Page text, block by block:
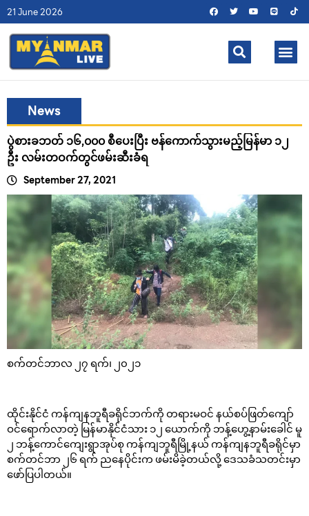
21 June 2026
News
ပွဲစားခဘတ် ၁၆,၀၀၀ စီပေးပြီး ဗန်ကောက်သွားမည့်မြန်မာ ၁၂
ဦး လမ်းတဝက်တွင်ဖမ်းဆီးခံရ
September 27, 2021
စက်တင်ဘာလ ၂၇ ရက်၊ ၂၀၂၁
ထိုင်းနိုင်ငံ ကန်ကျနဘူရီခရိုင်ဘက်ကို တရားမဝင် နယ်စပ်ဖြတ်ကျော်
ဝင်ရောက်လာတဲ့ မြန်မာနိုင်ငံသား ၁၂ ယောက်ကို ဘန့်ဟွေ့နာမ်းခေါင် မူ
၂ ဘန့်ကောင်ကျေးရွာအုပ်စု ကန်ကျဘူရီမြို့နယ် ကန်ကျနဘူရီခရိုင်မှာ
စက်တင်ဘာ ၂၆ ရက် ညနေပိုင်းက ဖမ်းမိခဲ့တယ်လို့ ဒေသခံသတင်းမှာ
ဖော်ပြပါတယ်။